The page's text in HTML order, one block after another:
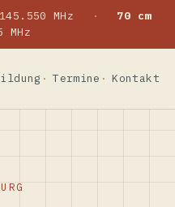
MHz ·
70 cm
MHz
Termine Kontakt